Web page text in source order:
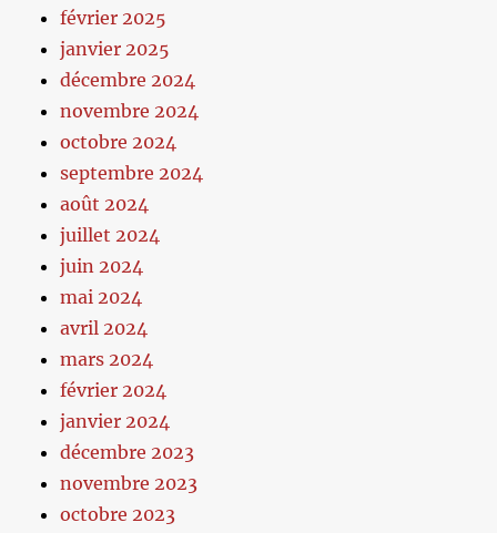
février 2025
janvier 2025
décembre 2024
novembre 2024
octobre 2024
septembre 2024
août 2024
juillet 2024
juin 2024
mai 2024
avril 2024
mars 2024
février 2024
janvier 2024
décembre 2023
novembre 2023
octobre 2023